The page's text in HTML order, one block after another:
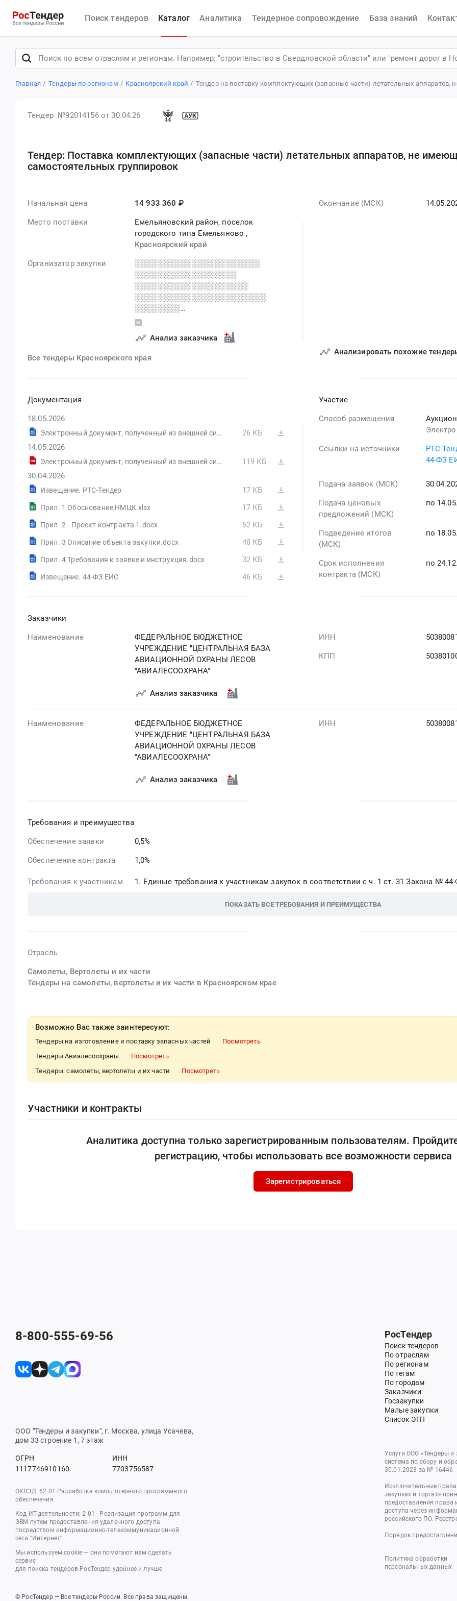
Поиск тендеров Каталог Аналитика Тендерное сопровождение База знаний
Главная Тендеры по регионам Красноярский край Тендер на поставку комплектующих (запасные части) летательных аппаратов,
Тендер №92014156от 30.04.26
Тендер: Поставка комплектующих (запасные части) летательных аппаратов, не
самостоятельных группировок
Начальная цена 14 933 360 ₽
Место поставки
Емельяновский район, поселок
городского типа Емельяново ,
Красноярский край
Организатор закупки
░░░░░░░░░░░░░░░░░░░░░░
░░░░░░░░░░░░░░░░░░
░░░░░░░░░░░░░░░░░░░░
░░░░░░░░░░░░░░░░░░░░░░░
░░░░░░░░
░░░░░░░░░░░░░░░░░░░░░░
░░░░░░░░░░░░ ░░░░░░░░░░
░░░░░░░░░░░░░░░░░░░░░░░░░░░░░░
Анализ заказчика
Все тендеры Красноярского края
Окончание (МСК)
Анализировать похожие
Документация
18.05.2026
Электронный документ, полученный из внешней системы.docx
26 КБ
14.05.2026
Электронный документ, полученный из внешней системы
119 КБ
30.04.2026
Извещение. РТС-Тендер 17 КБ
Прил. 1 Обоснование НМЦК.xlsx 17 КБ
Прил. 2 - Проект контракта 1.docx 52 КБ
Прил. 3 Описание объекта закупки.docx 48 КБ
Прил. 4 Требования к заявке и инструкция.docx 32 КБ
Извещение. 44-ФЗ ЕИС 46 КБ
Участие
Способ размещения
Ссылки на источники РТС-
44-ФЗ
Подача заявок (МСК)
Подача ценовых
предложений (МСК)
по
Подведение итогов
(МСК)
по
Срок исполнения
контракта (МСК)
по
Заказчики
Наименование
ФЕДЕРАЛЬНОЕ БЮДЖЕТНОЕ
УЧРЕЖДЕНИЕ "ЦЕНТРАЛЬНАЯ БАЗА
АВИАЦИОННОЙ ОХРАНЫ ЛЕСОВ
"АВИАЛЕСООХРАНА"
Анализ заказчика
ИНН
КПП
Наименование
ФЕДЕРАЛЬНОЕ БЮДЖЕТНОЕ
УЧРЕЖДЕНИЕ "ЦЕНТРАЛЬНАЯ БАЗА
АВИАЦИОННОЙ ОХРАНЫ ЛЕСОВ
"АВИАЛЕСООХРАНА"
Анализ заказчика
ИНН
Требования и преимущества
Обеспечение заявки 0,5%
Обеспечение контракта 1,0%
Требования к участникам Единые требования к участникам закупок в соответствии с ч. 1 ст. 31 Закона №
ПОКАЗАТЬ ВСЕ ТРЕБОВАНИЯ И ПРЕИМУЩЕСТВА
Отрасль
Самолеты, Вертолеты и их части
Тендеры на самолеты, вертолеты и их части в Красноярском крае
Возможно Вас также заинтересуют:
Тендеры на изготовление и поставку запасных частей
Посмотреть
Тендеры Авиалесоохраны
Посмотреть
Тендеры: самолеты, вертолеты и их части
Посмотреть
Участники и контракты
Аналитика доступна только зарегистрированным пользователям.
регистрацию, чтобы использовать все возможности сервиса
Зарегистрироваться
8-800-555-69-56
ООО "Тендеры и закупки", г. Москва, улица Усачева,
дом 33 строение 1, 7 этаж
ОГРН
1117746910160
ИНН
7703756587
ОКВЭД: 62.01 Разработка компьютерного программного
обеспечения
Код ИТ-деятельности: 2.01 - Реализация программ для
ЭВМ путем предоставления удаленного доступа
посредством информационно-телекоммуникационной
сети “Интернет”
Мы используем cookie — они помогают нам сделать
сервис
для поиска тендеров РосТендер удобнее и лучше
РосТендер
Поиск тендеров
По отраслям
По регионам
По тегам
По городам
Заказчики
Госзакупки
Малые закупки
Список ЭТП
Услуги ООО «Тендеры
система по сбору и
30.01.2023 за № 16446
Исключительные
закупках и торгах»
предоставления права
доступа через
российского ПО.
Порядок
Политика обработки
персональных данных
© РосТендер — Все тендеры России. Все права защищены.